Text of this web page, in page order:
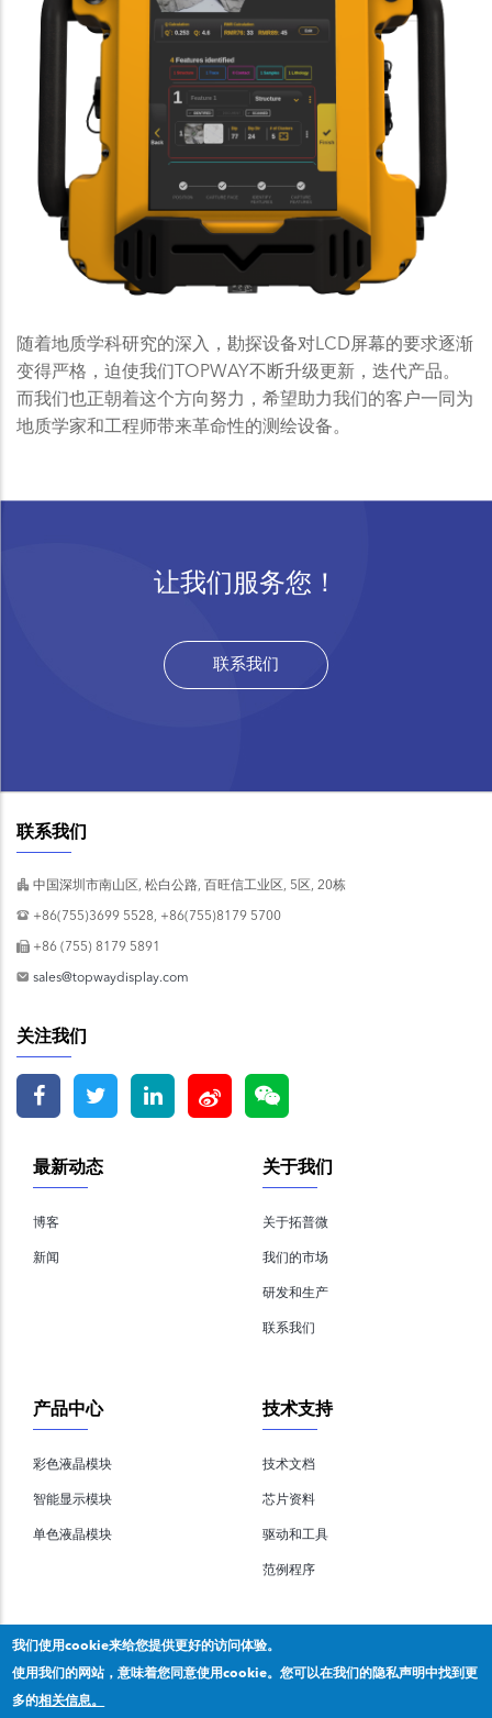
随着地质学科研究的深入，勘探设备对LCD屏幕的要求逐渐
变得严格，迫使我们TOPWAY不断升级更新，迭代产品。
而我们也正朝着这个方向努力，希望助力我们的客户一同为
地质学家和工程师带来革命性的测绘设备。
让我们服务您！
联系我们
联系我们
中国深圳市南山区, 松白公路, 百旺信工业区, 5区, 20栋
+86(755)3699 5528, +86(755)8179 5700
+86 (755) 8179 5891
sales@topwaydisplay.com
关注我们
关于我们
关于拓普微
我们的市场
研发和生产
联系我们
最新动态
博客
新闻
技术支持
技术文档
芯片资料
驱动和工具
范例程序
产品中心
彩色液晶模块
智能显示模块
单色液晶模块
我们使用cookie来给您提供更好的访问体验。
使用我们的网站，意味着您同意使用cookie。您可以在我们的隐私声明中找到更
多的相关信息。